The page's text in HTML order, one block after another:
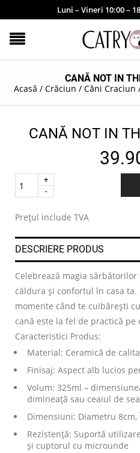
Luni – Vineri 10:00 –
CANĂ NOT IN
Acasă / Crăciun / Căni Craciun
CANĂ NOT IN
Quantity
Prețul include TVA
DESCRIERE PRODUS
Celebrează magia
căldura și confortul în casa
momente când te cuibărești
cană este la fel de practică pe
Caracteristici Produs:
Material: Ceramică de
Finisaj: Aspect alb lucios
Volum: 325ml –
dimineață sau ceaiul de
Dimensiuni: Diametru 8cm,
Rezistență: Suportă
și cuptorul cu microunde